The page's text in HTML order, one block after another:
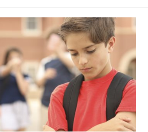
Actualité chrétienne